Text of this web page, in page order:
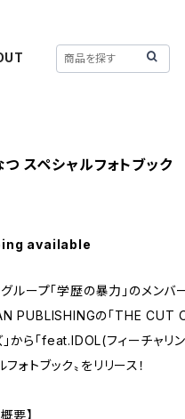
スペシャルフォトブック
available
ループ「学歴の暴力」のメンバ
PUBLISHINGの「THE CUT
ら「feat.IDOL(フィーチャリン
ォトブック〟をリリース！
要】